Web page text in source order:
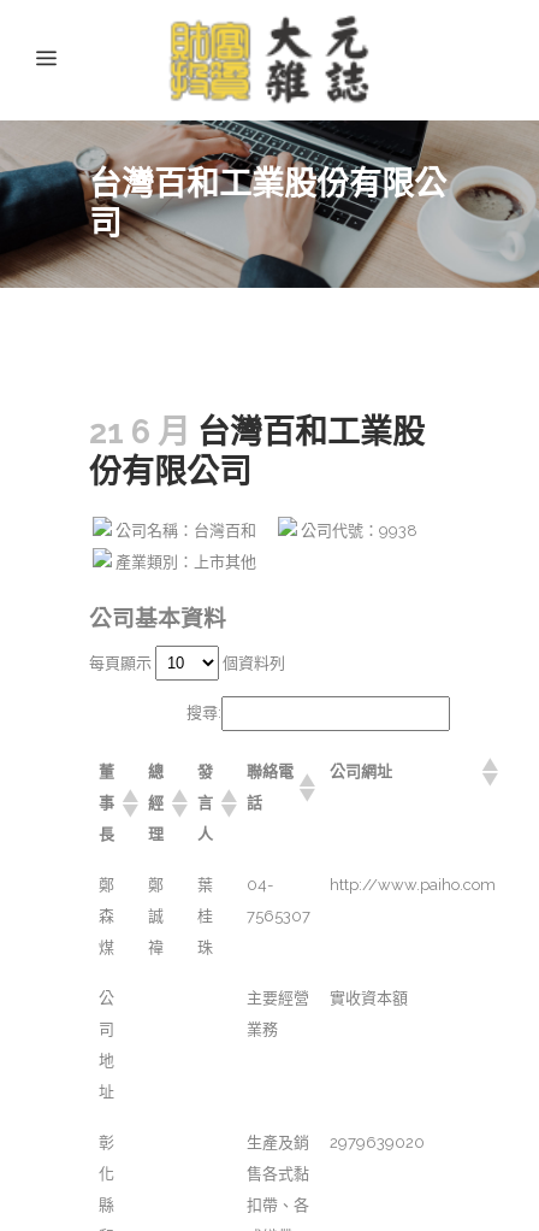
台灣百和工業股份有限公
司
21 6 月 台灣百和工業股
份有限公司
公司名稱：台灣百和
公司代號：9938
產業類別：上市其他
公司基本資料
每頁顯示 個資料列
搜尋:
董
事
長
總
經
理
發
言
人
聯絡電
話
公司網址
鄭
森
煤
鄭
誠
禕
葉
桂
珠
04-
7565307
http://www.paiho.com
公
司
地
址
主要經營
業務
實收資本額
彰
化
縣
生產及銷
售各式黏
扣帶、各
2979639020